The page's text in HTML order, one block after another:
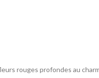
rouges profondes au